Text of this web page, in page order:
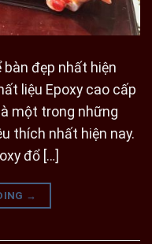
bàn đẹp nhất hiện
liệu Epoxy cao cấp
một trong những
thích nhất hiện nay.
đổ […]
→